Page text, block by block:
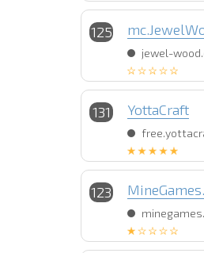
125
jewel-
131 YottaCraft
123